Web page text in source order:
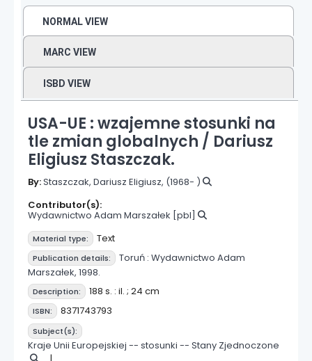
NORMAL VIEW
MARC VIEW
ISBD VIEW
USA-UE : wzajemne stosunki na
tle zmian globalnych / Dariusz
Eligiusz Staszczak.
By:Staszczak, Dariusz Eligiusz, (1968- )
Contributor(s):
Wydawnictwo Adam Marszałek [pbl]
Material type: Text
Publication details: Toruń : Wydawnictwo Adam
Marszałek, 1998.
Description: 188 s. : il. ; 24 cm
ISBN: 8371743793
Subject(s):
Kraje Unii Europejskiej -- stosunki -- Stany Zjednoczone